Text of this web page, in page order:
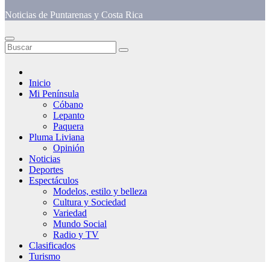
Noticias de Puntarenas y Costa Rica
Inicio
Mi Península
Cóbano
Lepanto
Paquera
Pluma Liviana
Opinión
Noticias
Deportes
Espectáculos
Modelos, estilo y belleza
Cultura y Sociedad
Variedad
Mundo Social
Radio y TV
Clasificados
Turismo